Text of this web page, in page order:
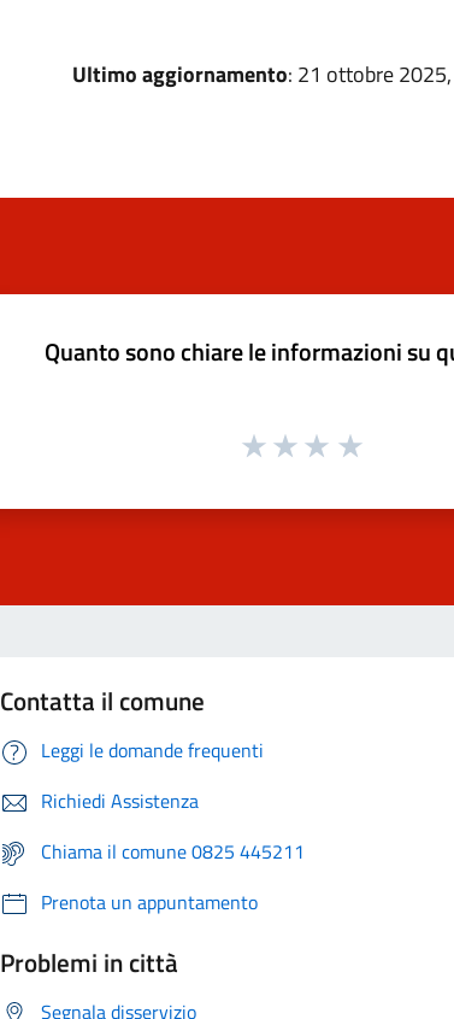
Ultimo aggiornamento: 21 ottobre
Quanto sono chiare le informazioni su
Contatta il comune
Leggi le domande frequenti
Richiedi Assistenza
Chiama il comune 0825 445211
Prenota un appuntamento
Problemi in città
Segnala disservizio